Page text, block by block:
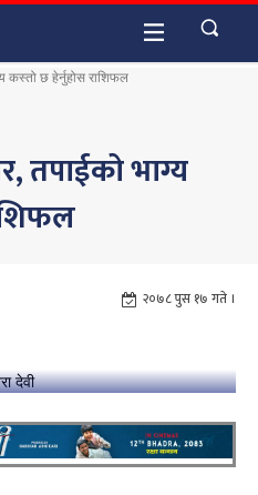
कस्तो छ हेर्नुहोस राशिफल
तपाईको भाग्य
२०७८ पुस १७ गते ।